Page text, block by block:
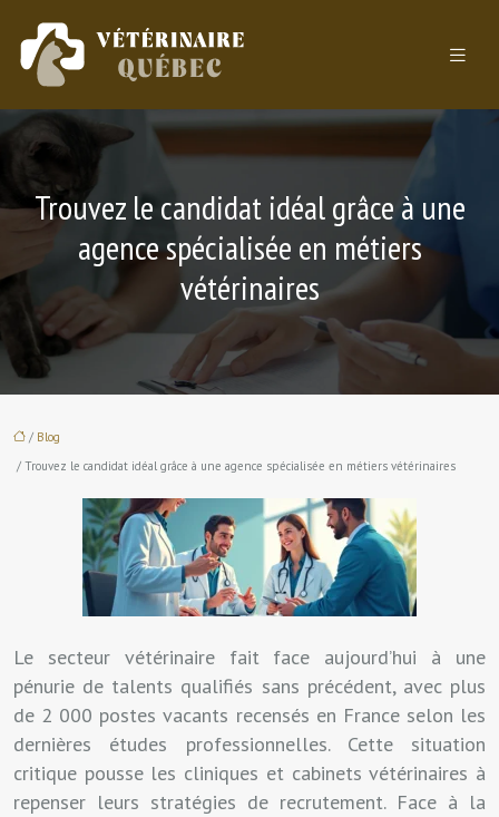
Trouvez le candidat idéal grâce à une
agence spécialisée en métiers
vétérinaires
/ Blog
/ Trouvez le candidat idéal grâce à une agence spécialisée en métiers vétérinaires
Le secteur vétérinaire fait face aujourd’hui à une
pénurie de talents qualifiés sans précédent, avec plus
de 2 000 postes vacants recensés en France selon les
dernières études professionnelles. Cette situation
critique pousse les cliniques et cabinets vétérinaires à
repenser leurs stratégies de recrutement. Face à la